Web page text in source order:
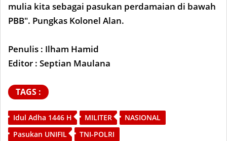
mulia kita sebagai pasukan perdamaian di bawah
PBB". Pungkas Kolonel Alan.
Penulis : Ilham Hamid
Editor : Septian Maulana
TAGS :
Idul Adha 1446 H MILITER
NASIONAL
Pasukan UNIFIL
TNI-POLRI